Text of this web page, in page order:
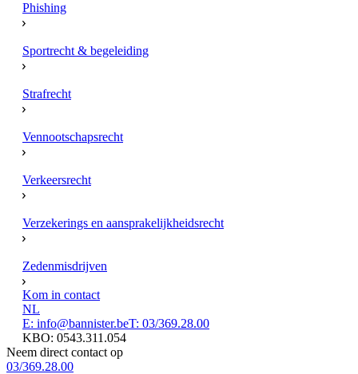
Phishing
Sportrecht & begeleiding
Strafrecht
Vennootschapsrecht
Verkeersrecht
Verzekerings en aansprakelijkheidsrecht
Zedenmisdrijven
Kom in contact
NL
E: info@bannister.beT: 03/369.28.00
KBO: 0543.311.054
Neem direct contact op
03/369.28.00